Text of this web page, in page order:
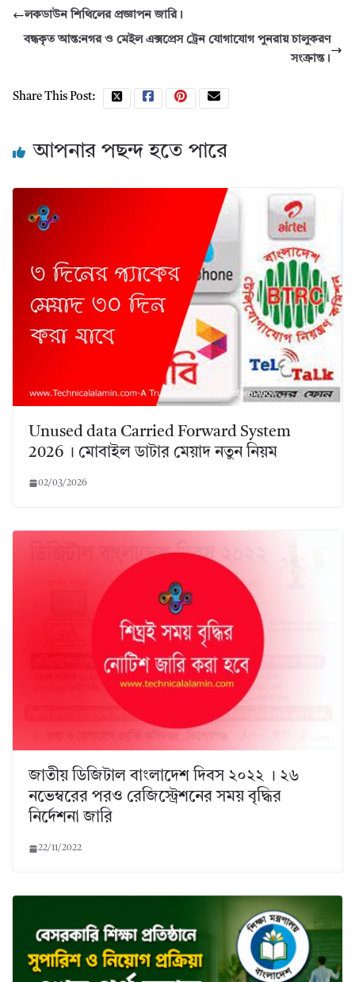
লকডাউন শিথিলের প্রজ্ঞাপন জারি।
বন্ধকৃত আন্ত:নগর ও মেইল এক্সপ্রেস ট্রেন যোগাযোগ পুনরায় চালুকরণ
সংক্রান্ত।
Share This Post:
আপনার পছন্দ হতে পারে
Unused data Carried Forward System
2026 । মোবাইল ডাটার মেয়াদ নতুন নিয়ম
02/03/2026
জাতীয় ডিজিটাল বাংলাদেশ দিবস ২০২২ । ২৬
নভেম্বরের পরও রেজিস্ট্রেশনের সময় বৃদ্ধির
নির্দেশনা জারি
22/11/2022